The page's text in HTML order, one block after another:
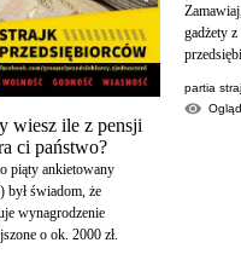
wiesz ile z pensji
ci państwo?
piąty ankietowany
był świadom, że
wynagrodzenie
o ok. 2000 zł.
gadżety
partia